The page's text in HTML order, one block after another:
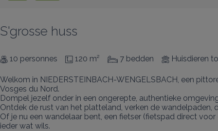
S'grosse huss
10 personnes 120 m² 7 bedden Huisdieren
Welkom in NIEDERSTEINBACH-WENGELSBACH, een
Vosges du Nord.
Dompel jezelf onder in een ongerepte, authentieke
Ontdek de rust van het platteland, verken de wandelpaden,
Of je nu een wandelaar bent, een fietser (fietspad direct
ieder wat wils.